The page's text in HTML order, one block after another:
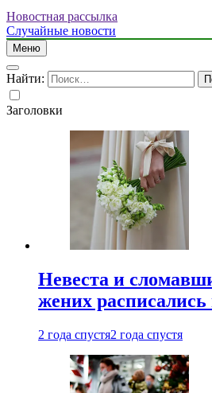
Новостная рассылка
Случайные новости
Меню
Найти:
Заголовки
Невеста и
жених
2 года спустя2 года спустя